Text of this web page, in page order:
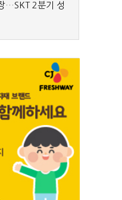
…SKT 2분기 성